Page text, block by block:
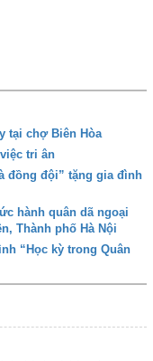
tại chợ Biên Hòa
tri ân
đồng đội” tặng gia đình
hành quân dã ngoại
Thành phố Hà Nội
“Học kỳ trong Quân